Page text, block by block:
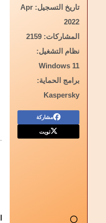
تاريخ التسجيل: Apr
2022
المشاركات: 2159
نظام التشغيل:
Windows 11
برامج الحماية:
Kaspersky
مشاركة
تويت